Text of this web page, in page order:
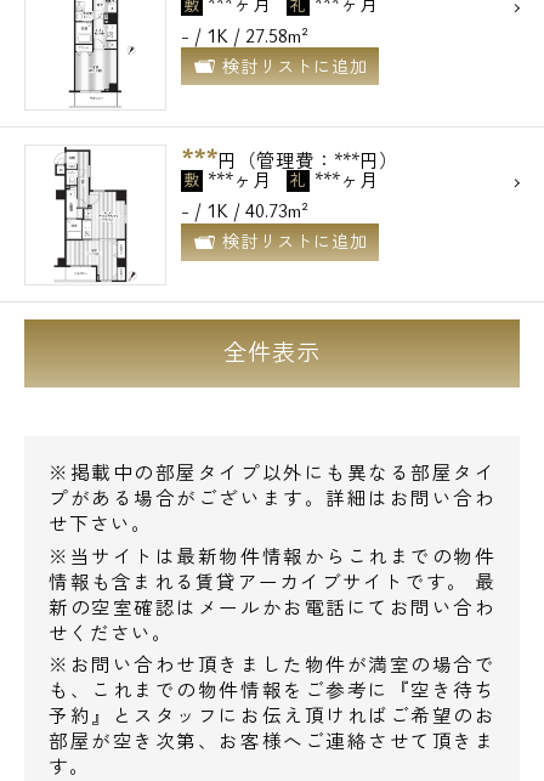
敷 礼
- / 1K / 27.58m²
検討リストに追加
***円（管理費：***円）
敷 ***ヶ月 礼 ***ヶ月
- / 1K / 40.73m²
検討リストに追加
全件表示
※掲載中の部屋タイプ以外にも異なる部屋タイ
プがある場合がございます。詳細はお問い合わ
せ下さい。
※当サイトは最新物件情報からこれまでの物件
情報も含まれる賃貸アーカイブサイトです。 最
新の空室確認はメールかお電話にてお問い合わ
せください。
※お問い合わせ頂きました物件が満室の場合で
も、これまでの物件情報をご参考に『空き待ち
予約』とスタッフにお伝え頂ければご希望のお
部屋が空き次第、お客様へご連絡させて頂きま
す。
電話でお問い合わせ
0120-500-529
営業時間 10：00～18：00
お問い合わせ